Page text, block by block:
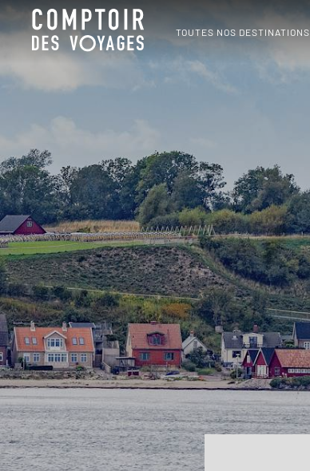
TOUTES NOS DESTINATIONS